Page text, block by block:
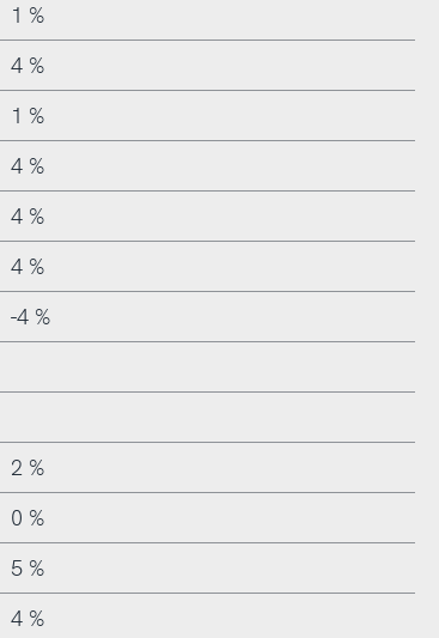
1 %
4 %
1 %
4 %
4 %
4 %
-4 %
2 %
0 %
5 %
4 %